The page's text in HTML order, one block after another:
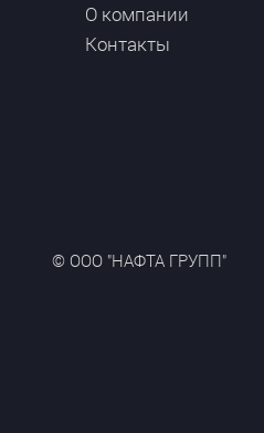
О компании
Контакты
© ООО "НАФТА ГРУПП"